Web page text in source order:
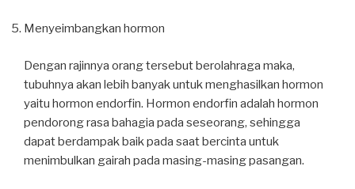
Menyeimbangkan hormon
Dengan rajinnya orang tersebut berolahraga maka,
tubuhnya akan lebih banyak untuk menghasilkan hormon
yaitu hormon endorfin. Hormon endorfin adalah hormon
pendorong rasa bahagia pada seseorang, sehingga
dapat berdampak baik pada saat bercinta untuk
menimbulkan gairah pada masing-masing pasangan.